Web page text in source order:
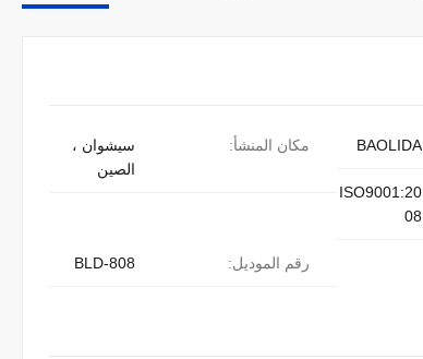
مكان المنشأ:
سيشوان ،
الصين
BAOLIDA
ISO9001:20
08
رقم الموديل: BLD-808